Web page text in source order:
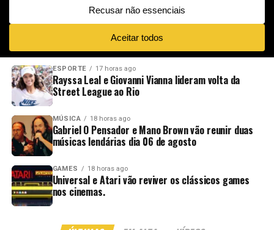
NOVIDADES EM ALTA VÍDEOS
ESPORTE 17 horas ago
Rayssa Leal e Giovanni Vianna lideram volta da
Street League ao Rio
MÚSICA 18 horas ago
Gabriel O Pensador e Mano Brown vão reunir duas
músicas lendárias dia 06 de agosto
GAMES 18 horas ago
Universal e Atari vão reviver os clássicos games
nos cinemas.